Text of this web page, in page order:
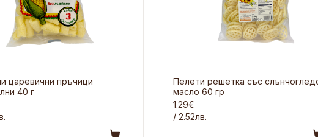
царевични пръчици
40 г
Пелети решетка със
масло 60 гр
1.29€
/ 2.52лв.